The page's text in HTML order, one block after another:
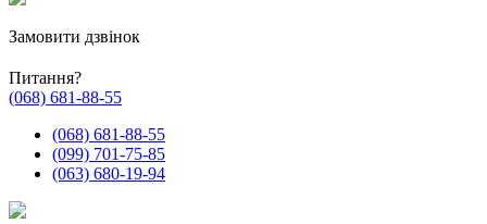
Замовити дзвінок
Питання?
(068) 681-88-55
(068) 681-88-55
(099) 701-75-85
(063) 680-19-94